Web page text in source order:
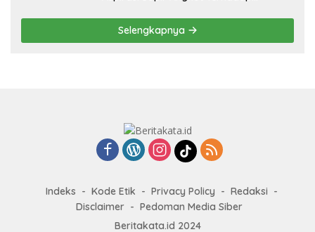
Selengkapnya
Indeks Kode Etik Privacy Policy
Redaksi
Disclaimer
Pedoman Media Siber
Beritakata.id 2024